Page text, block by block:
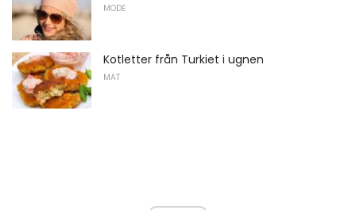
MODE
Kotletter från Turkiet i ugnen
MAT